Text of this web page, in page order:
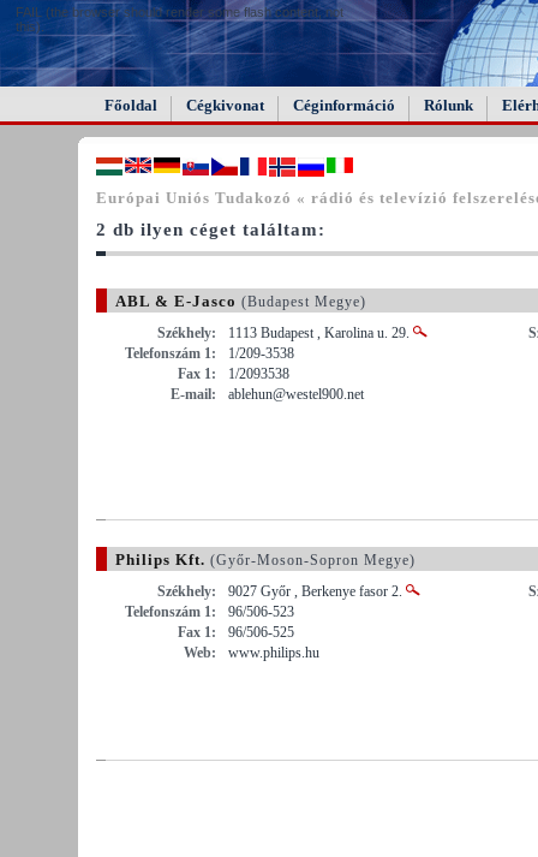
FAIL (the browser should render some flash content, not
this).
Főoldal Cégkivonat Céginformáció Rólunk
Európai Uniós Tudakozó « rádió és televízió
2 db ilyen céget találtam:
ABL & E-Jasco (Budapest Megye)
Székhely:
1113 Budapest , Karolina u. 29.
Telefonszám 1:
1/209-3538
Fax 1:
1/2093538
E-mail:
ablehun@westel900.net
Philips Kft. (Győr-Moson-Sopron Megye)
Székhely:
9027 Győr , Berkenye fasor 2.
Telefonszám 1:
96/506-523
Fax 1:
96/506-525
Web:
www.philips.hu